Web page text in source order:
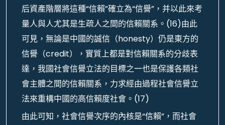
后資產階層將這種“信賴”確立為“信譽”，并以此來考
量人與人尤其是生疏人之間的信賴關系。(16)由此
可見，無論是中國的誠信（honesty）仍是東方的
信譽（credit），實質上都是對信賴關系的分歧表
達，我國社會信譽立法的目標之一也是保護各類社
會主體之間的信賴關系，力求經由過程社會信譽立
法來重構中國的高信賴度社會。(17)
由此可知，社會信譽次序的內核是“信賴”，而社會